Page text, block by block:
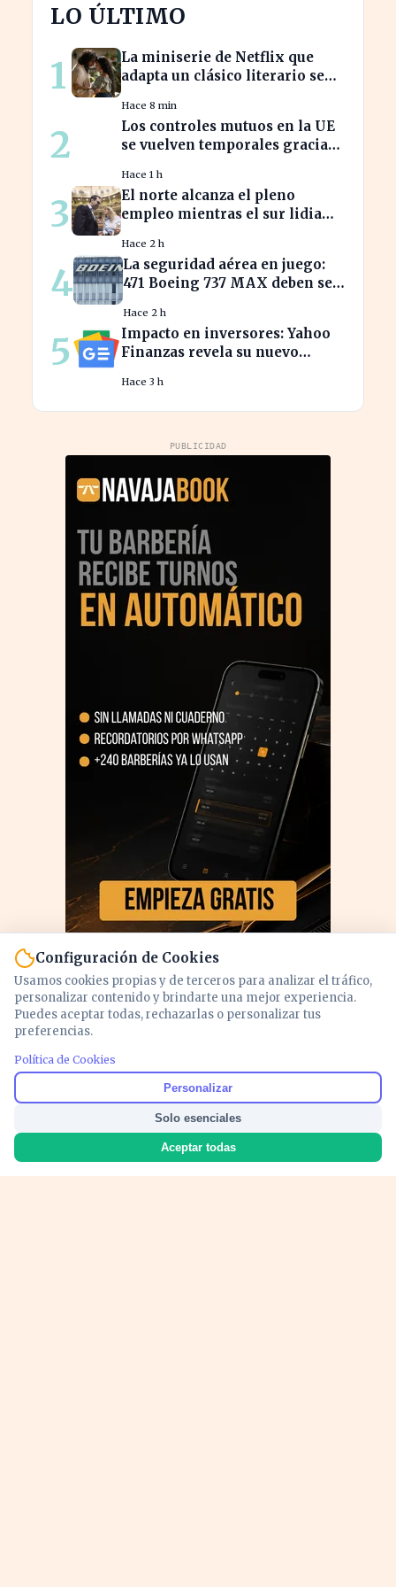
LO ÚLTIMO
1
La miniserie de Netflix que
adapta un clásico literario se
Hace 8 min
2
Los controles mutuos en la UE
se vuelven temporales gracias
Hace 1 h
3
El norte alcanza el pleno
empleo mientras el sur lidia
Hace 2 h
4
La seguridad aérea en juego:
471 Boeing 737 MAX deben ser
Hace 2 h
5
Impacto en inversores: Yahoo
Finanzas revela su nuevo
acciones
Hace 3 h
PUBLICIDAD
Configuración de Cookies
Usamos cookies propias y de terceros para analizar el tráfico,
personalizar contenido y brindarte una mejor experiencia.
Puedes aceptar todas, rechazarlas o personalizar tus
preferencias.
Política de Cookies
Personalizar
Solo esenciales
Aceptar todas